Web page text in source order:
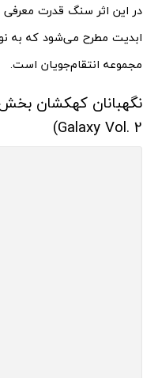
در این اثر سنگ قدرت
ابدیت مطرح می‌شود که به
مجموعه انتقام‌جویان است.
Galaxy Vol. 2)